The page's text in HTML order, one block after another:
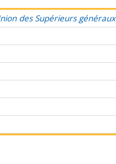
des Supérieurs généraux